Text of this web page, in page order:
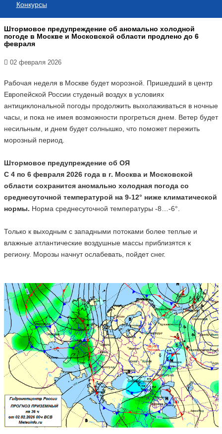
Конкурсы
Штормовое предупреждение об аномально холодной
погоде в Москве и Московской области продлено до 6
февраля
02 февраля 2026
Рабочая неделя в Москве будет морозной. Пришедший в центр
Европейской России студеный воздух в условиях
антициклональной погоды продолжить выхолаживаться в ночные
часы, и пока не имея возможности прогреться днем. Ветер будет
несильным, и днем будет солнышко, что поможет пережить
морозный период.
Штормовое предупреждение об ОЯ
С 4 по 6 февраля 2026 года в г. Москва и Московской
области сохранится аномально холодная погода со
среднесуточной температурой на 9-12° ниже климатической
нормы. Норма среднесуточной температуры -8…-6°.
Только к выходным с западными потоками более теплые и
влажные атлантические воздушные массы приблизятся к
региону. Морозы начнут ослабевать, пойдет снег.